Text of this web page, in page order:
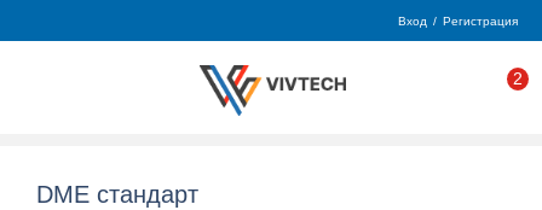
Вход / Регистрация
2
DME стандарт